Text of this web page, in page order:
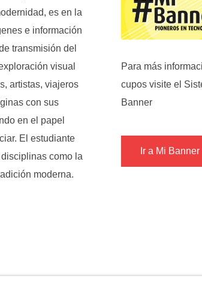
es en la
e información
transmisión del
visual
artistas, viajeros
con sus
en el papel
El estudiante
como la
moderna.
Para más
cupos visite el
Banner
Ir a Mi Banner